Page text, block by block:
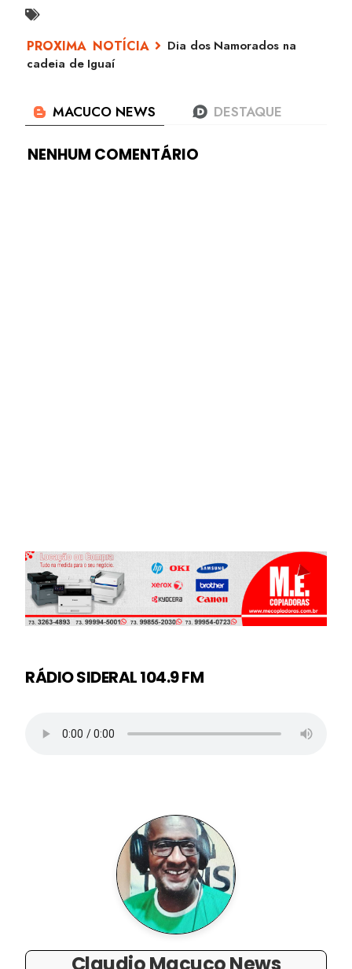
Dia dos Namorados na
cadeia de Iguaí
NENHUM COMENTÁRIO
RÁDIO SIDERAL 104.9 FM